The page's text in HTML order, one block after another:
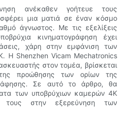
ανέκαθεν γοήτευε τους
μια ματιά σε έναν κόσμο
άγνωστος. Με τις εξελίξεις
κινηματογράφηση έχει
χάρη στην εμφάνιση των
Η Shenzhen Vicam Mechatronics
στον τομέα, βρίσκεται
προώθησης των ορίων της
Σε αυτό το άρθρο, θα
των υποβρύχιων καμερών 4K
τους στην εξερεύνηση των